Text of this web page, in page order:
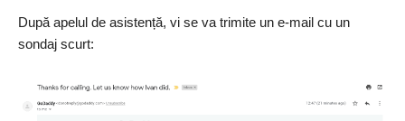
După apelul de asistență, vi se va trimite un e-mail cu un
sondaj scurt: